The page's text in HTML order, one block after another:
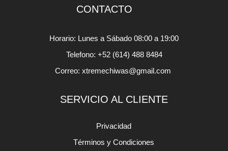
CONTACTO
Horario: Lunes a Sábado 08:00 a 19:00
Telefono: +52 (614) 488 8484
Correo: xtremechiwas@gmail.com
SERVICIO AL CLIENTE
Privacidad
Términos y Condiciones